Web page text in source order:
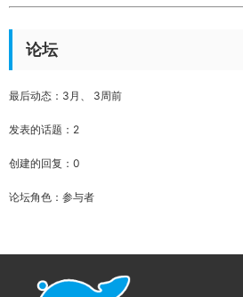
论坛
最后动态：3月、 3周前
发表的话题：2
创建的回复：0
论坛角色：参与者